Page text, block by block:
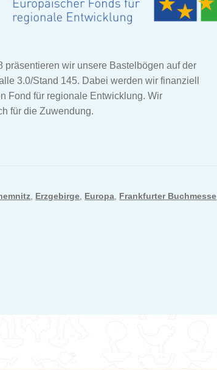
präsentieren wir unsere Bastelbögen auf der
3.0/Stand 145. Dabei werden wir finanziell
Fond für regionale Entwicklung. Wir
für die Zuwendung.
Erzgebirge Europa Frankfurter Buchmesse